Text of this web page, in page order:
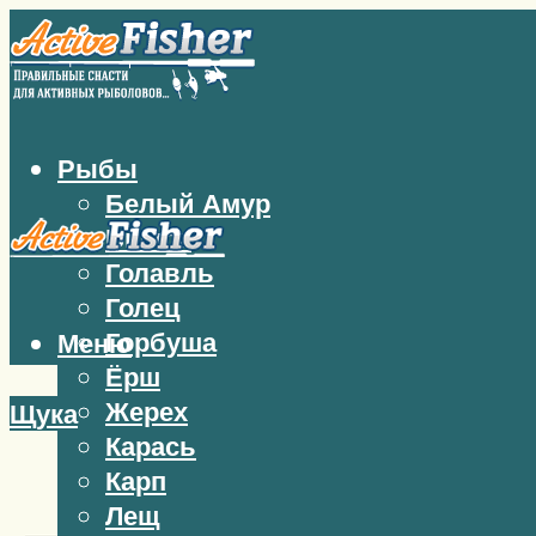
Рыбы
Белый Амур
Бычок
Голавль
Голец
Горбуша
Ёрш
Жерех
Карась
Карп
Лещ
Меню
Щука